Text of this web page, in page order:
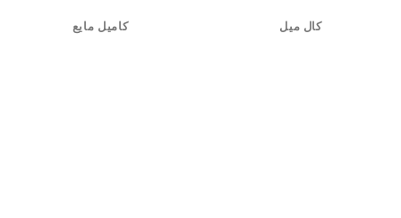
کال میل کامیل مایع